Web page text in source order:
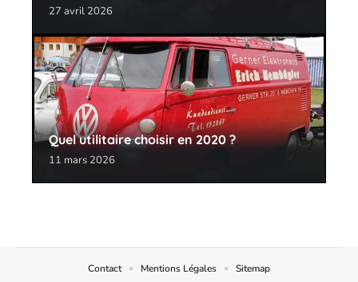
27 avril 2026
Quel utilitaire choisir en 2020 ?
11 mars 2026
Contact Mentions Légales Sitemap